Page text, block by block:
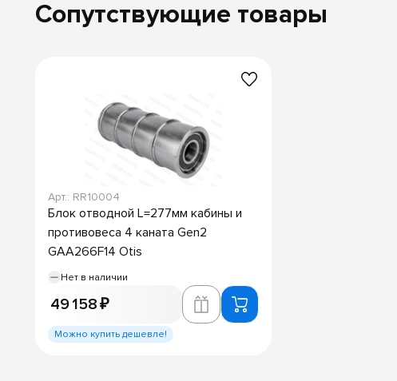
Сопутствующие товары
Арт.: RR10004
Блок отводной L=277мм кабины и
противовеса 4 каната Gen2
GAA266F14 Otis
Нет в наличии
49 158 ₽
Можно купить дешевле!